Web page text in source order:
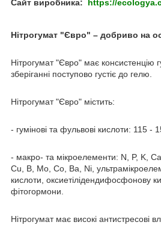
Сайт виробника: https://
Нітрогумат "Євро" – добриво на
Нітрогумат "Євро" має консистенцію
зберіганні поступово густіє до гелю.
Нітрогумат "Євро" містить:
- гумінові та фульвові кислоти: 115 -
- макро- та мікроелементи: N, P, K,
Cu, B, Mo, Co, Ba, Ni,
кислоти, оксиетілідендифосфонову
фітогормони.
Нітрогумат має високі антистресові